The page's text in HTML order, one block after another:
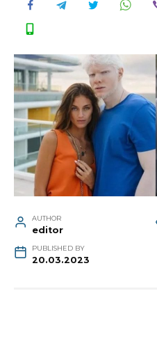
AUTHOR
editor
PUBLISHED BY
20.03.2023